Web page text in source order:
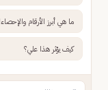
ما هي أبرز الأرقام
كيف يؤثر هذا علي؟